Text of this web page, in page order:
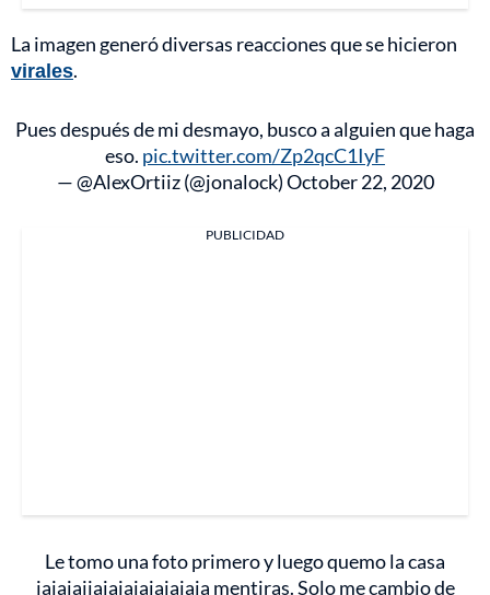
La imagen generó diversas reacciones que se hicieron
virales.
Pues después de mi desmayo, busco a alguien que haga
eso. pic.twitter.com/Zp2qcC1IyF
— @AlexOrtiiz (@jonalock)October 22, 2020
PUBLICIDAD
Le tomo una foto primero y luego quemo la casa
jajajajjajajajajajajaja mentiras. Solo me cambio de